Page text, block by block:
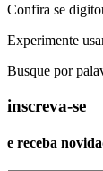
Confira se
Experimente
Busque por
inscreva-se
e receba